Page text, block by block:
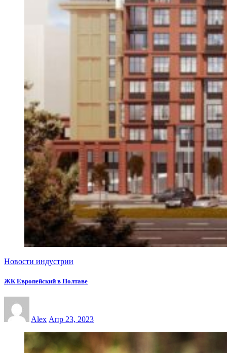
Новости индустрии
ЖК Европейский в Полтаве
Alex Апр 23, 2023